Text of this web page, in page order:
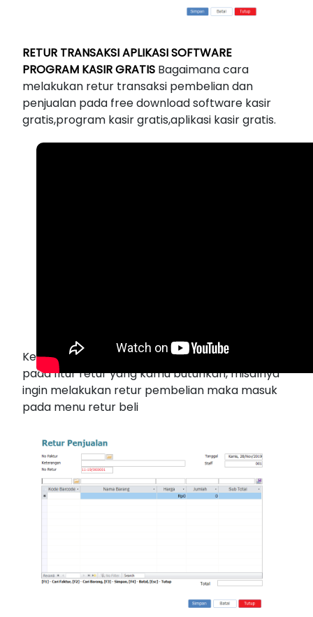
RETUR TRANSAKSI APLIKASI SOFTWARE
PROGRAM KASIR GRATIS Bagaimana cara
melakukan retur transaksi pembelian dan
penjualan pada free download software kasir
gratis,program kasir gratis,aplikasi kasir gratis.
Ketika akan memlakukan retur maka cukup klik
pada fitur retur yang kamu butuhkan, misalnya
ingin melakukan retur pembelian maka masuk
pada menu retur beli